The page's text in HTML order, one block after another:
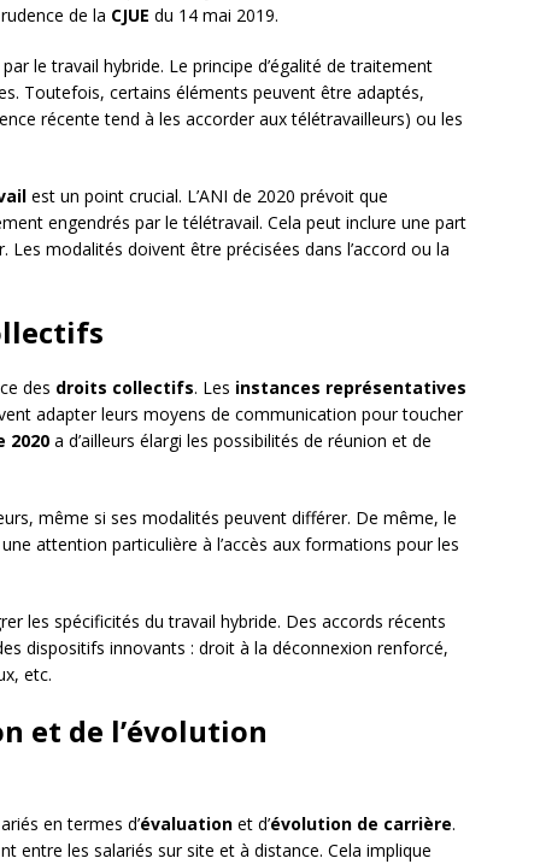
de la CJUE du 14 mai 2019.
le travail hybride. Le principe d’égalité de traitement
Toutefois, certains éléments peuvent être adaptés,
récente tend à les accorder aux télétravailleurs) ou les
est un point crucial. L’ANI de 2020 prévoit que
engendrés par le télétravail. Cela peut inclure une part
Les modalités doivent être précisées dans l’accord ou la
des droits collectifs. Les instances représentatives
adapter leurs moyens de communication pour toucher
2020 a d’ailleurs élargi les possibilités de réunion et de
même si ses modalités peuvent différer. De même, le
attention particulière à l’accès aux formations pour les
les spécificités du travail hybride. Des accords récents
dispositifs innovants : droit à la déconnexion renforcé,
etc.
et de l’évolution
en termes d’évaluation et d’évolution de carrière.
entre les salariés sur site et à distance. Cela implique